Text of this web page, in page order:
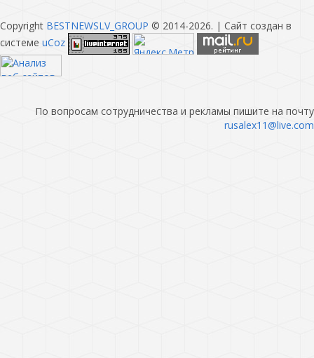
Copyright BESTNEWSLV_GROUP © 2014-2026. | Сайт создан в
системе uCoz
По вопросам сотрудничества и рекламы пишите на почту
rusalex11@live.com